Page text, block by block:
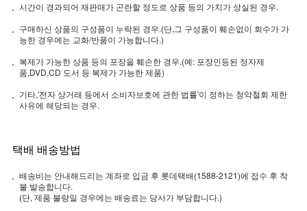
시간이 경과되어 재판매가 곤란할 정도로 상품 등의 가치가 상실된 경우.
구매하신 상품의 구성품이 누락된 경우.(단,그 구성품이 훼손없이 회수가 가
능한 경우에는 교화/반품이 가능합니다.)
복제가 가능한 상품 등의 포장을 훼손한 경우.(예: 포장인등된 정자제
품,DVD,CD 도서 등 복제가 가능한 제품)
기타,'전자 상거래 등에서 소비자보호에 관한 법률'이 정하는 청약철회 제한
사유에 해당되는 경우.
택배 배송방법
배송비는 안내해드리는 계좌로 입금 후 롯데택배(1588-2121)에 접수 후 착
불 발송합니다.
(단, 제품 불량일 경우에는 배송료는 당사가 부담합니다.)